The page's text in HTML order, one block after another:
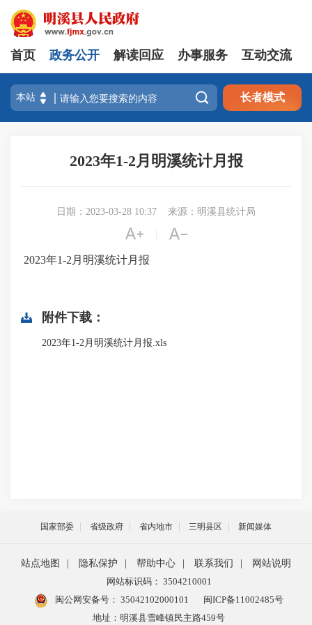
首页 政务公开 解读回应 办事服务 互动交流
 长者模式
2023年1-2月明溪统计月报
日期：2023-03-28 10:37 来源：明溪县统计局
 
2023年1-2月明溪统计月报
附件下载：
2023年1-2月明溪统计月报.xls
国家部委 省级政府 省内地市 三明县区 新闻媒体
站点地图 隐私保护 帮助中心 联系我们
网站说明
网站标识码： 3504210001
闽公网安备号： 35042102000101
闽ICP备11002485号
地址：明溪县雪峰镇民主路459号